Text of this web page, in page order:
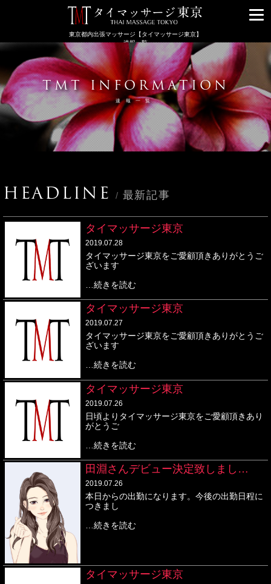
東京都内出張マッサージ【タイマッサージ東京】
速報一覧
メ
ー
TMT INFORMATION
速報一覧
HEADLINE / 最新記事
タイマッサージ東京
2019.07.28
タイマッサージ東京をご愛顧頂きありがとうご
ざいます
…続きを読む
タイマッサージ東京
2019.07.27
タイマッサージ東京をご愛顧頂きありがとうご
ざいます
…続きを読む
タイマッサージ東京
2019.07.26
日頃よりタイマッサージ東京をご愛顧頂きあり
がとうご
…続きを読む
田淵さんデビュー決定致しまし…
2019.07.26
本日からの出勤になります。今後の出勤日程に
つきまし
…続きを読む
タイマッサージ東京